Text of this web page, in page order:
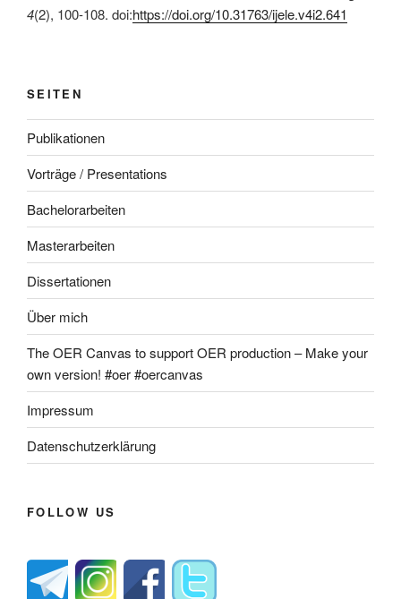
4(2), 100-108. doi:https://doi.org/10.31763/ijele.v4i2.641
SEITEN
Publikationen
Vorträge / Presentations
Bachelorarbeiten
Masterarbeiten
Dissertationen
Über mich
The OER Canvas to support OER production – Make your
own version! #oer #oercanvas
Impressum
Datenschutzerklärung
FOLLOW US